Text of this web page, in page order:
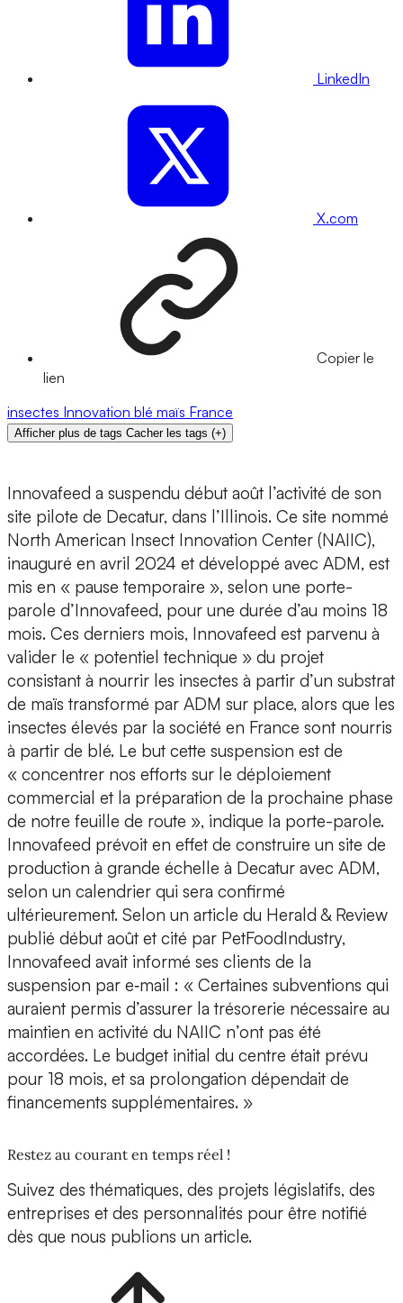
LinkedIn
X.com
Copier le
lien
insectes Innovation blé maïs France
Afficher plus de tags Cacher les tags (+)
Innovafeed a suspendu début août l’activité de son
site pilote de Decatur, dans l’Illinois. Ce site nommé
North American Insect Innovation Center (NAIIC),
inauguré en avril 2024 et développé avec ADM, est
mis en « pause temporaire », selon une porte-
parole d’Innovafeed, pour une durée d’au moins 18
mois. Ces derniers mois, Innovafeed est parvenu à
valider le « potentiel technique » du projet
consistant à nourrir les insectes à partir d’un substrat
de maïs transformé par ADM sur place, alors que les
insectes élevés par la société en France sont nourris
à partir de blé. Le but cette suspension est de
« concentrer nos efforts sur le déploiement
commercial et la préparation de la prochaine phase
de notre feuille de route », indique la porte-parole.
Innovafeed prévoit en effet de construire un site de
production à grande échelle à Decatur avec ADM,
selon un calendrier qui sera confirmé
ultérieurement. Selon un article du Herald & Review
publié début août et cité par PetFoodIndustry,
Innovafeed avait informé ses clients de la
suspension par e‑mail : « Certaines subventions qui
auraient permis d’assurer la trésorerie nécessaire au
maintien en activité du NAIIC n’ont pas été
accordées. Le budget initial du centre était prévu
pour 18 mois, et sa prolongation dépendait de
financements supplémentaires. »
Restez au courant en temps réel !
Suivez des thématiques, des projets législatifs, des
entreprises et des personnalités pour être notifié
dès que nous publions un article.